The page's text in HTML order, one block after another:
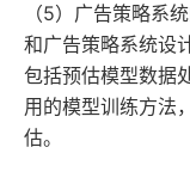
（5）广告策略系
和广告策略系统设
包括预估模型数据
用的模型训练方法
估。